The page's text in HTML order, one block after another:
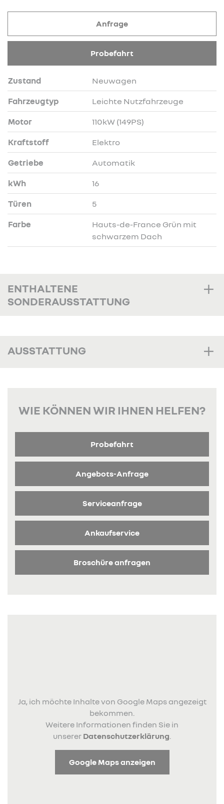
Zustand Neuwagen
Fahrzeugtyp Leichte Nutzfahrzeuge
Motor 110kW (149PS)
Kraftstoff Elektro
Getriebe Automatik
kWh 16
Türen 5
Farbe
Hauts-de-France Grün mit
schwarzem Dach
Anfrage
Probefahrt
ENTHALTENE
SONDERAUSSTATTUNG
AUSSTATTUNG
WIE KÖNNEN WIR IHNEN HELFEN?
Probefahrt
Angebots-Anfrage
Serviceanfrage
Ankaufservice
Broschüre anfragen
Ja, ich möchte Inhalte von Google Maps angezeigt
bekommen.
Weitere Informationen finden Sie in
unserer Datenschutzerklärung
Google Maps anzeigen